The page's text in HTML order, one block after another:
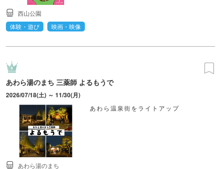
西山公園
体験・遊び
映画・映像
あわら湯のまち 三薬師 よるもうで
2026/07/18(土) ～ 11/30(月)
あわら温泉街をライトアップ
あわら湯のまち